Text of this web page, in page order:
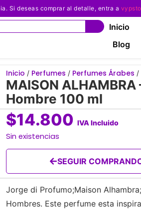
Si deseas comprar al detalle, entra a
Inicio
Blog
Inicio / Perfumes / Perfumes Árabes /
MAISON
Hombre 100 ml
$14.800 IVA Incluido
Sin existencias
SEGUIR
Jorge di Profumo;Maison
Hombres. Este perfume esta